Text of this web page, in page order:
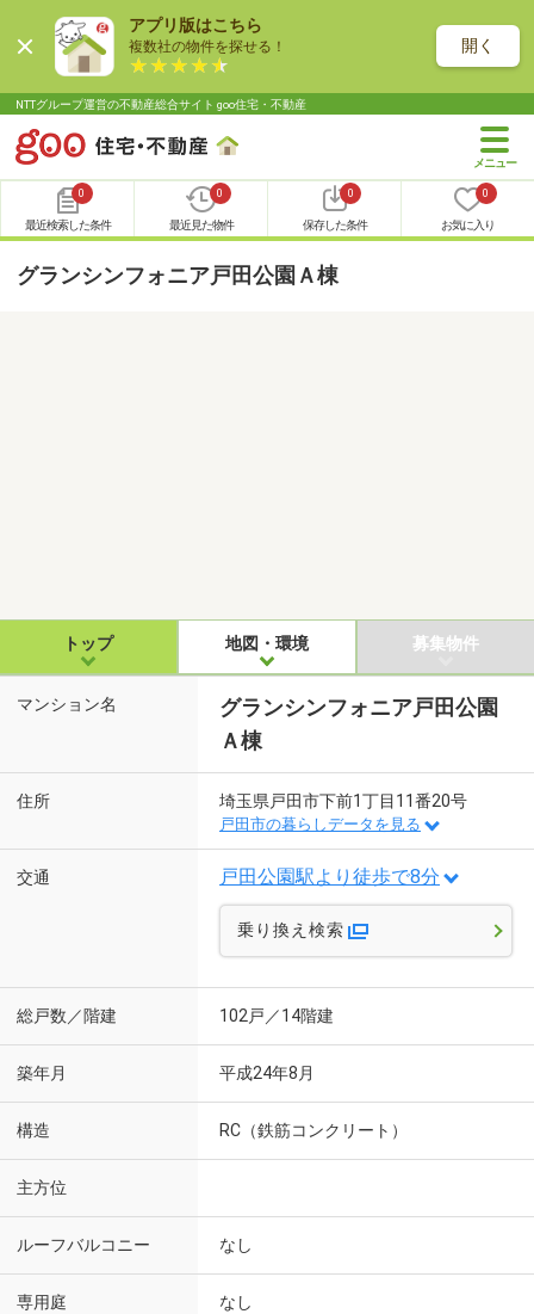
アプリ版はこちら
複数社の物件を探せる！ 開く
NTTグループ運営の不動産総合サイト goo住宅・不動産
0
最近検索した条件
0
最近見た物件
0
保存した条件
0
お気に入り
グランシンフォニア戸田公園Ａ棟
トップ 地図・環境 募集物件
マンション名
グランシンフォニア戸田公園
Ａ棟
住所 埼玉県戸田市下前1丁目11番20号
戸田市の暮らしデータを見る
交通 戸田公園駅より徒歩で8分
乗り換え検索
総戸数／階建 102戸／14階建
築年月 平成24年8月
構造 RC（鉄筋コンクリート）
主方位
ルーフバルコニー なし
専用庭 なし